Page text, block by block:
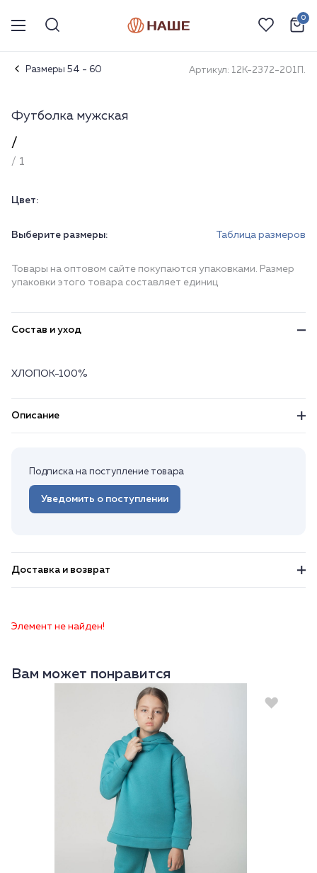
0
Размеры 54 - 60 Артикул: 12К-2372-201П.
Футболка мужская
/
/ 1
Цвет:
Выберите размеры: Таблица размеров
Товары на оптовом сайте покупаются упаковками. Размер
упаковки этого товара составляет единиц
Состав и уход
ХЛОПОК-100%
Описание
Подписка на поступление товара
Уведомить о поступлении
Доставка и возврат
Элемент не найден!
Вам может понравится